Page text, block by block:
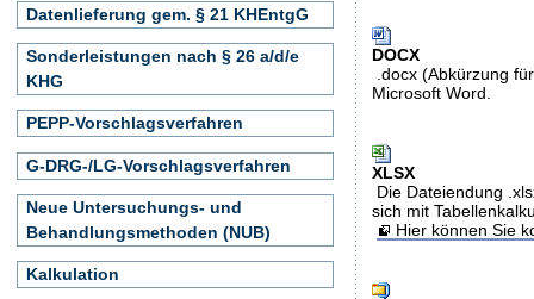
DOCX
.docx (Abkürzung
Microsoft Word.
XLSX
Die Dateiendung
sich mit
Hier können Sie
Datenlieferung gem. § 21 KHEntgG
Sonderleistungen nach § 26 a/d/e
KHG
PEPP-Vorschlagsverfahren
G-DRG-/LG-Vorschlagsverfahren
Neue Untersuchungs- und
Behandlungsmethoden (NUB)
Kalkulation